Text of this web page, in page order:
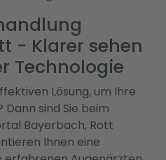
- Klarer sehen
Technologie
Lösung, um Ihre
sind Sie beim
Bayerbach, Rott
Ihnen eine